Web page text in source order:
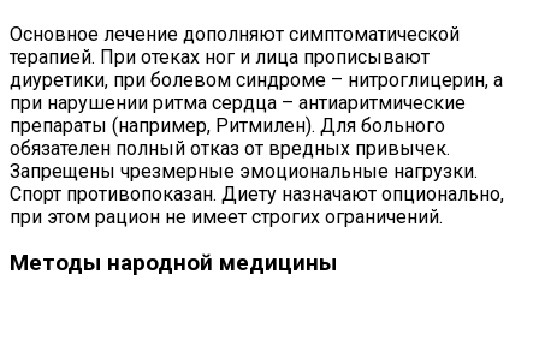
Основное лечение дополняют симптоматической
терапией. При отеках ног и лица прописывают
диуретики, при болевом синдроме – нитроглицерин, а
при нарушении ритма сердца – антиаритмические
препараты (например, Ритмилен). Для больного
обязателен полный отказ от вредных привычек.
Запрещены чрезмерные эмоциональные нагрузки.
Спорт противопоказан. Диету назначают опционально,
при этом рацион не имеет строгих ограничений.
Методы народной медицины